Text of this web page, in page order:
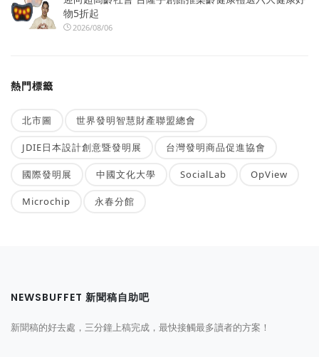
物5折起
2026/08/06
熱門標籤
北市圖 世界發明智慧財產聯盟總會
JDIE日本設計創意暨發明展 台灣發明商品促進協會
國際發明展 中國文化大學 SocialLab OpView
Microchip 永春分館
NEWSBUFFET 新聞稿自助吧
新聞稿的好去處，三分鐘上稿完成，最快接觸最多讀者的方案！